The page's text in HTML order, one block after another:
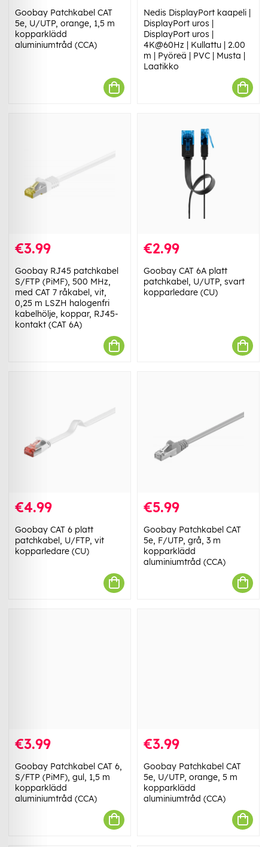
Goobay Patchkabel CAT
5e, U/UTP, orange, 1,5 m
kopparklädd
aluminiumtråd (CCA)
Nedis DisplayPort kaapeli |
DisplayPort uros |
DisplayPort uros |
4K@60Hz | Kullattu | 2.00
m | Pyöreä | PVC | Musta |
Laatikko
€3.99
Goobay RJ45 patchkabel
S/FTP (PiMF), 500 MHz,
med CAT 7 råkabel, vit,
0,25 m LSZH halogenfri
kabelhölje, koppar, RJ45-
kontakt (CAT 6A)
€2.99
Goobay CAT 6A platt
patchkabel, U/UTP, svart
kopparledare (CU)
€4.99
Goobay CAT 6 platt
patchkabel, U/FTP, vit
kopparledare (CU)
€5.99
Goobay Patchkabel CAT
5e, F/UTP, grå, 3 m
kopparklädd
aluminiumtråd (CCA)
€3.99
Goobay Patchkabel CAT 6,
S/FTP (PiMF), gul, 1,5 m
kopparklädd
aluminiumtråd (CCA)
€3.99
Goobay Patchkabel CAT
5e, U/UTP, orange, 5 m
kopparklädd
aluminiumtråd (CCA)